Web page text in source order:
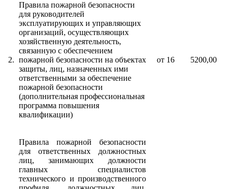
2.
Правила пожарной безопасности
для руководителей
эксплуатирующих и управляющих
организаций, осуществляющих
хозяйственную деятельность,
связанную с обеспечением
пожарной безопасности на объектах
защиты, лиц, назначенных ими
ответственными за обеспечение
пожарной безопасности
(дополнительная профессиональная
программа повышения
квалификации)
от 16 5200,00
Правила пожарной безопасности
для ответственных должностных
лиц, занимающих должности
главных специалистов
технического и производственного